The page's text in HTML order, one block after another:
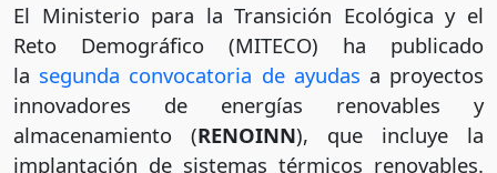
El Ministerio para la Transición Ecológica y el
Reto Demográfico (MITECO) ha publicado
la segunda convocatoria de ayudas a proyectos
innovadores de energías renovables y
almacenamiento (RENOINN), que incluye la
implantación de sistemas térmicos renovables.